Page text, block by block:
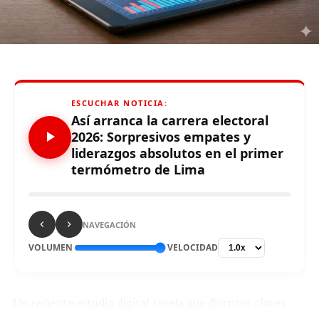
Victoria, Jesús María, San Luis, Ancón, San Isidro,
Pachacamac, Magdalena del Mar, Independencia, Callao,
Cieneguilla, Chorrillos, San Juan de Miraflores y Rímac.
Fuente: Expreso
Source link
ESCUCHAR NOTICIA:
Así arranca la carrera electoral
2026: Sorpresivos empates y
liderazgos absolutos en el primer
termómetro de Lima
NAVEGACIÓN
VOLUMEN VELOCIDAD